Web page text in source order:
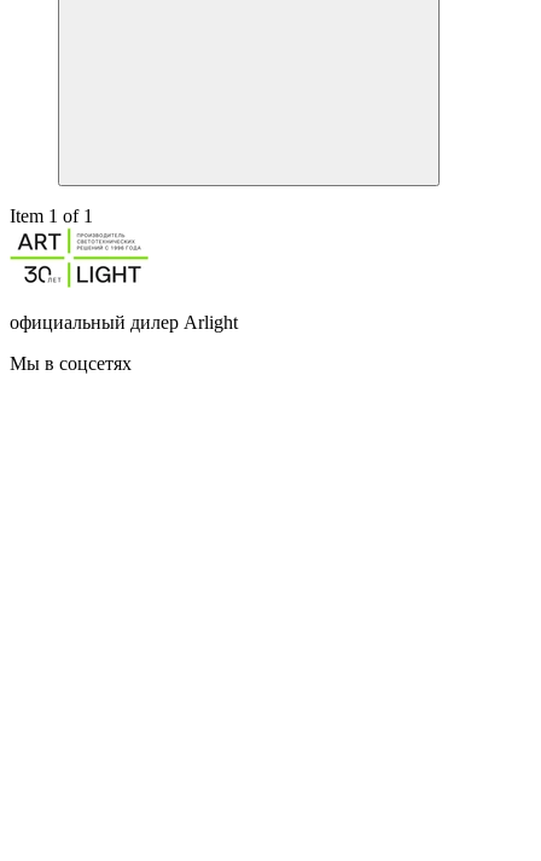
Item 1 of 1
официальный дилер Arlight
Мы в соцсетях